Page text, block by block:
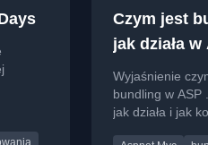
jak
Czym jest
jak działa w
MVC?
Wyjaśnienie
bundling w ASP
jak działa i jak